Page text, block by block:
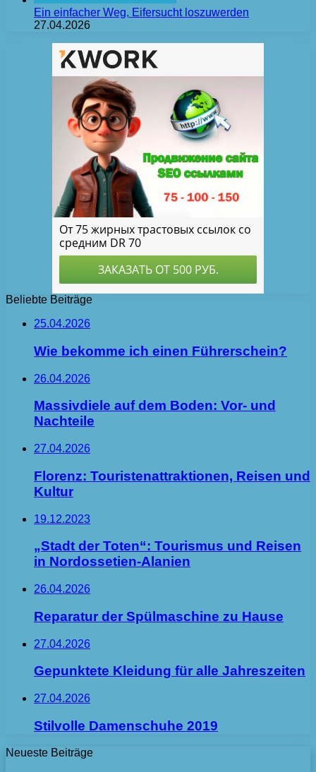
Ein einfacher Weg, Eifersucht loszuwerden
27.04.2026
Beliebte Beiträge
25.04.2026
Wie bekomme ich einen Führerschein?
26.04.2026
Massivdiele auf dem Boden: Vor- und
Nachteile
27.04.2026
Florenz: Touristenattraktionen, Reisen und
Kultur
19.12.2023
„Stadt der Toten“: Tourismus und Reisen
in Nordossetien-Alanien
26.04.2026
Reparatur der Spülmaschine zu Hause
27.04.2026
Gepunktete Kleidung für alle Jahreszeiten
27.04.2026
Stilvolle Damenschuhe 2019
Neueste Beiträge